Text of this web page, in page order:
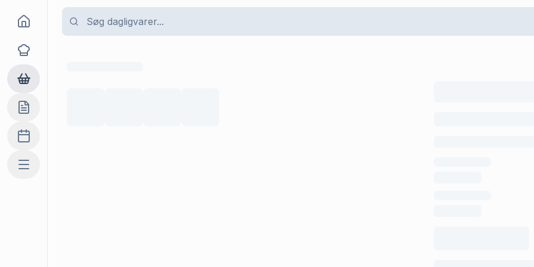
Goma
Opskrifter
Dagligvarer
Indkøbslisten
Madplan
Mere